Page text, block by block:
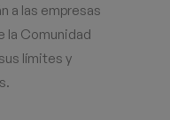
a las empresas
la Comunidad
límites y